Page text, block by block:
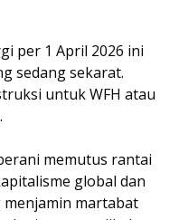
per 1 April 2026 ini
sedang sekarat.
untuk WFH atau
memutus rantai
global dan
menjamin martabat